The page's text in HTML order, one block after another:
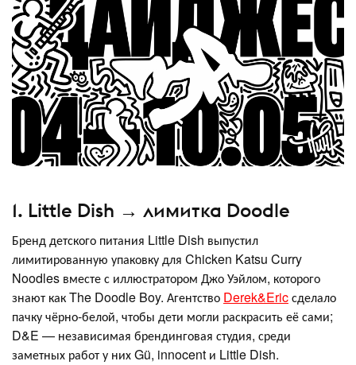
1. Little Dish → лимитка Doodle
Бренд детского питания Little Dish выпустил
лимитированную упаковку для Chicken Katsu Curry
Noodles вместе с иллюстратором Джо Уэйлом, которого
знают как The Doodle Boy. Агентство Derek&Ericсделало
пачку чёрно-белой, чтобы дети могли раскрасить её сами;
D&E — независимая брендинговая студия, среди
заметных работ у них Gü, innocent и Little Dish.